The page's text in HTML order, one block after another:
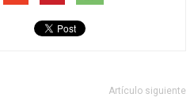
Artículo siguiente